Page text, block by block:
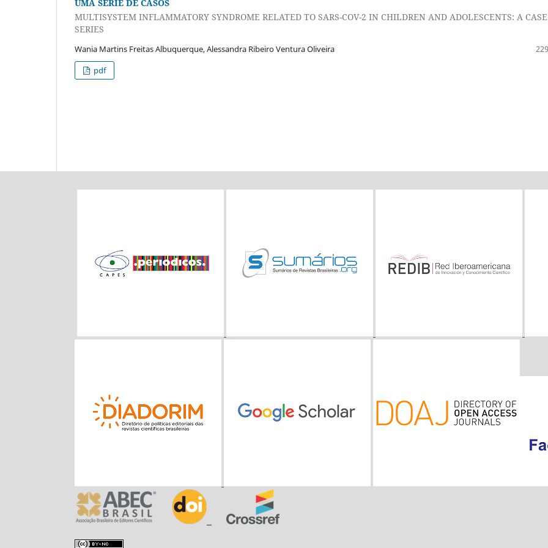
UMA SÉRIE DE CASOS
MULTISYSTEM INFLAMMATORY SYNDROME RELATED TO SARS-COV-2 IN CHILDREN AND ADOLESCENTS: A CASE
SERIES
Wania Martins Freitas Albuquerque, Alessandra Ribeiro Ventura Oliveira
pdf